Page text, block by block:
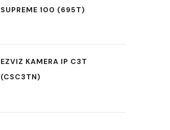
SUPREME 100 (695T)
EZVIZ KAMERA IP C3T
(CSC3TN)